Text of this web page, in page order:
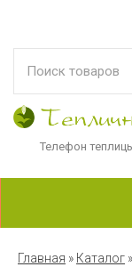
Телефон
Главная » Каталог »